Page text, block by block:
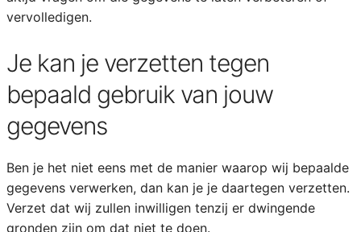
vervolledigen.
Je kan je verzetten tegen
bepaald gebruik van jouw
gegevens
Ben je het niet eens met de manier waarop wij bepaalde
gegevens verwerken, dan kan je je daartegen verzetten.
Verzet dat wij zullen inwilligen tenzij er dwingende
gronden zijn om dat niet te doen.